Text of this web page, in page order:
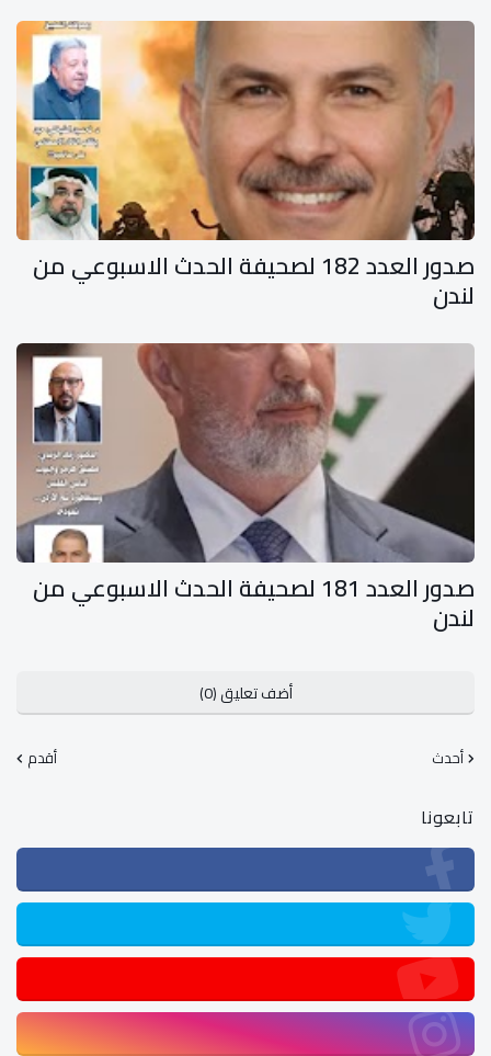
صدور العدد 182 لصحيفة الحدث الاسبوعي من
لندن
صدور العدد 181 لصحيفة الحدث الاسبوعي من
لندن
أضف تعليق (0)
أحدث أقدم
تابعونا